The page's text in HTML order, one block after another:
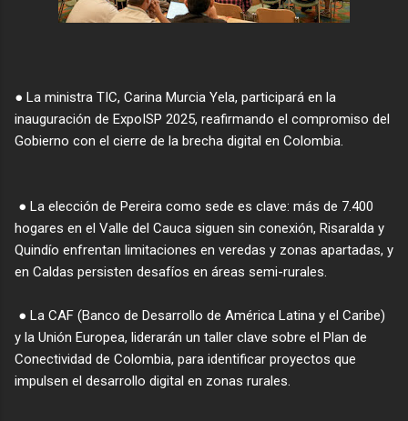
● La ministra TIC, Carina Murcia Yela, participará en la
inauguración de ExpoISP 2025, reafirmando el compromiso del
Gobierno con el cierre de la brecha digital en Colombia.
● La elección de Pereira como sede es clave: más de 7.400
hogares en el Valle del Cauca siguen sin conexión, Risaralda y
Quindío enfrentan limitaciones en veredas y zonas apartadas, y
en Caldas persisten desafíos en áreas semi-rurales.
● La CAF (Banco de Desarrollo de América Latina y el Caribe)
y la Unión Europea, liderarán un taller clave sobre el Plan de
Conectividad de Colombia, para identificar proyectos que
impulsen el desarrollo digital en zonas rurales.